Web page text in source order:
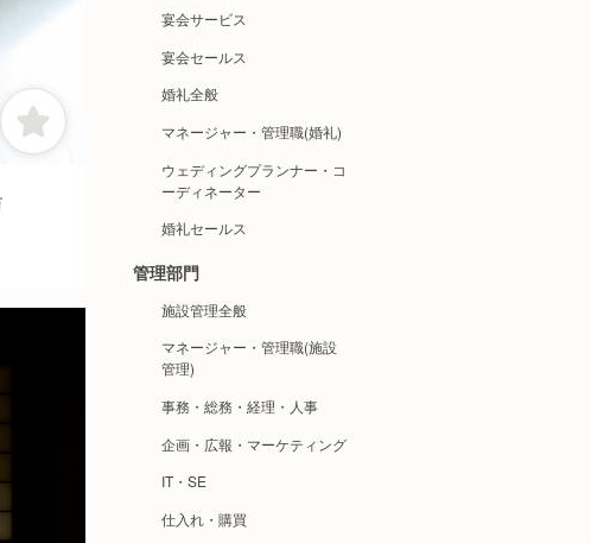
宴会サービス
宴会セールス
婚礼全般
マネージャー・管理職(婚礼)
ウェディングプランナー・コ
ーディネーター
婚礼セールス
管理部門
施設管理全般
マネージャー・管理職(施設
管理)
事務・総務・経理・人事
企画・広報・マーケティング
IT・SE
仕入れ・購買